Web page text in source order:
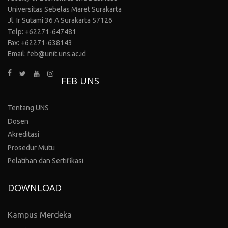
Universitas Sebelas Maret Surakarta
Jl. Ir Sutami 36 A Surakarta 57126
Telp: +62271-647481
Fax: +62271-638143
Email: feb@unit.uns.ac.id
FEB UNS
Tentang UNS
Dosen
Akreditasi
Prosedur Mutu
Pelatihan dan Sertifikasi
DOWNLOAD
Kampus Merdeka